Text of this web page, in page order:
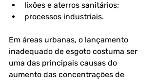
lixões e aterros sanitários;
processos industriais.
Em áreas urbanas, o lançamento
inadequado de esgoto costuma ser
uma das principais causas do
aumento das concentrações de